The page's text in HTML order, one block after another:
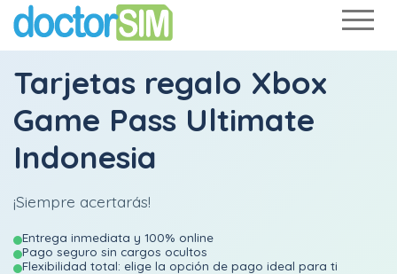
Tarjetas regalo Xbox
Game Pass Ultimate
Indonesia
¡Siempre acertarás!
Entrega inmediata y 100% online
Pago seguro sin cargos ocultos
Flexibilidad total: elige la opción de pago ideal para ti